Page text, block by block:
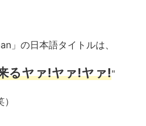
」の日本語タイトルは、
るヤァ!ヤァ!ヤァ!"